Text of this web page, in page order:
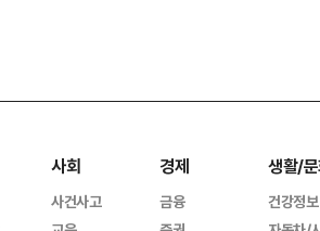
사회
사건사고
경제
금융
생활/
건강정보